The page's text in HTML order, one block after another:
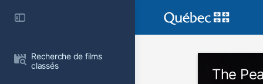
Recherche de films
classés
The